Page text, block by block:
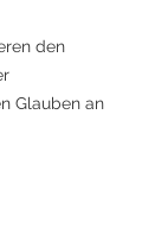
den
Glauben an